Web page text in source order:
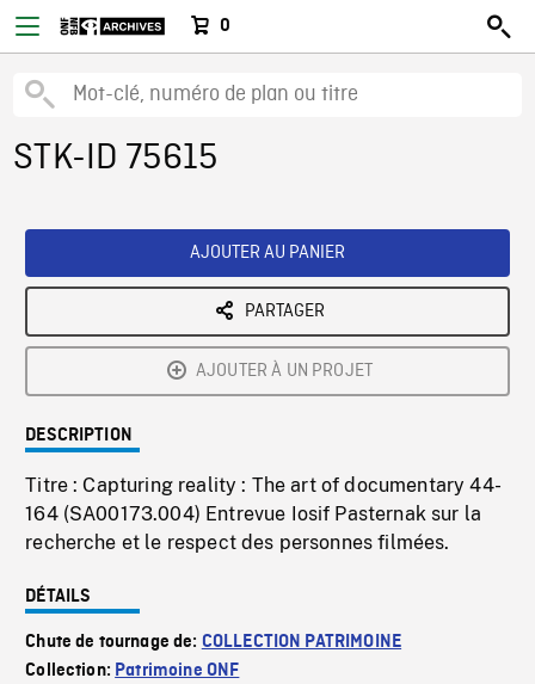
0
STK-ID 75615
AJOUTER AU PANIER
PARTAGER
AJOUTER À UN PROJET
DESCRIPTION
Titre : Capturing reality : The art of documentary 44-
164 (SA00173.004) Entrevue Iosif Pasternak sur la
recherche et le respect des personnes filmées.
DÉTAILS
Chute de tournage de: COLLECTION PATRIMOINE
Collection: Patrimoine ONF